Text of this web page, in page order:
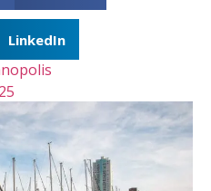
LinkedIn